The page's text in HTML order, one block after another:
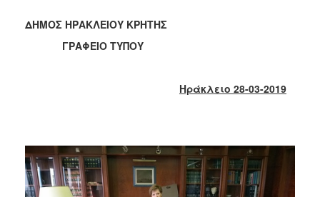
2013
2012
2011
ΔΗΜΟΣ ΗΡΑΚΛΕΙΟΥ ΚΡΗΤΗΣ
ΓΡΑΦΕΙΟ ΤΥΠΟΥ
Ηράκλειο 28-03-2019